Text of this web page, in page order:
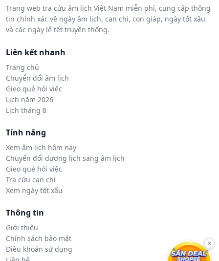
Trang web tra cứu âm lịch Việt Nam miễn phí, cung cấp thông
tin chính xác về ngày âm lịch, can chi, con giáp, ngày tốt xấu
và các ngày lễ tết truyền thống.
Liên kết nhanh
Trang chủ
Chuyển đổi âm lịch
Gieo quẻ hỏi việc
Lịch năm 2026
Lịch tháng 8
Tính năng
Xem âm lịch hôm nay
Chuyển đổi dương lịch sang âm lịch
Gieo quẻ hỏi việc
Tra cứu can chi
Xem ngày tốt xấu
Thông tin
Giới thiệu
Chính sách bảo mật
Điều khoản sử dụng
×